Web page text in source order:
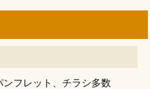
ンフレット、チラシ多数